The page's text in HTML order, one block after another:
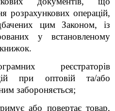
розрахункових операцій,
цим Законом, із
у встановленому
реєстраторів
при оптовій та/або
забороняється;
або повертає товар,